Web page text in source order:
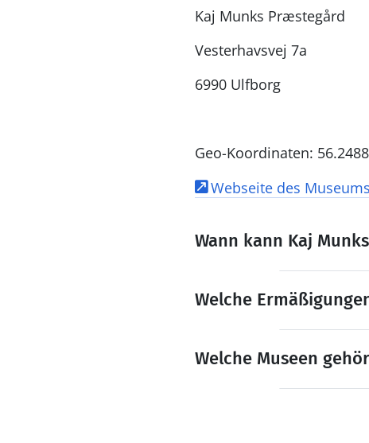
Kaj Munks Præstegård
Vesterhavsvej 7a
6990 Ulfborg
Geo-Koordinaten:
Webseite des
Wann kann Kaj
Welche
Welche Museen